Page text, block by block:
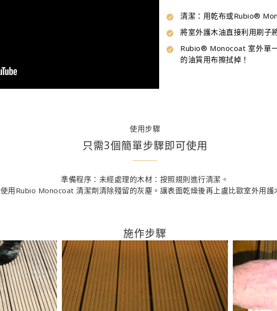
清潔：用乾布或Rubio®
將室外護木油直接利用刷子
Rubio® Monocoat 室外單
的油質用布擦拭掉！
使用步驟
只需3個簡單步驟即可使用
準備程序：未經處理的木材：按照規則進行清潔。
使用Rubio Monocoat 清潔劑清除殘留的灰塵。讓表面乾燥後再上盧比歐室外用護
施作步驟